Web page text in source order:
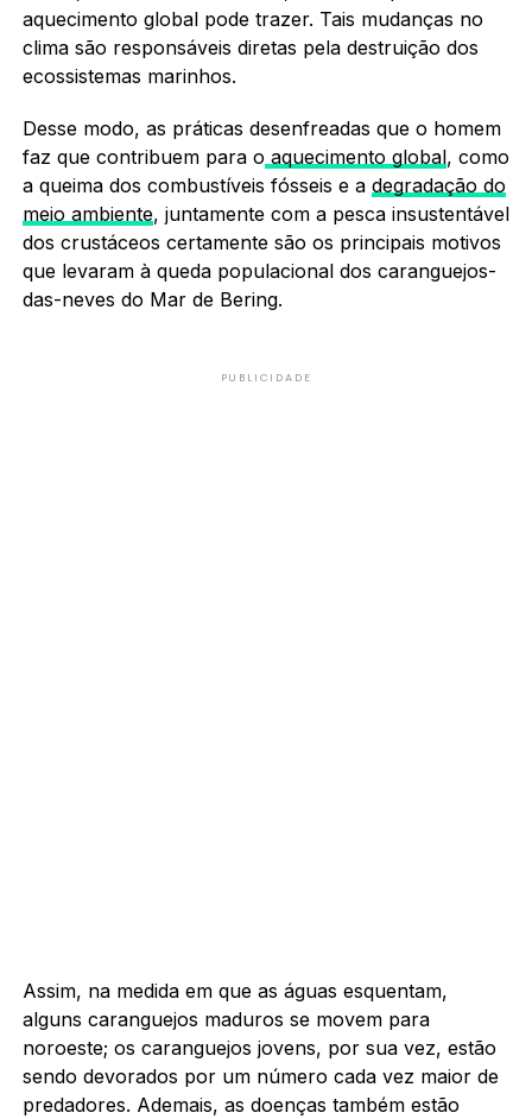
aquecimento global pode trazer. Tais mudanças no
clima são responsáveis diretas pela destruição dos
ecossistemas marinhos.
Desse modo, as práticas desenfreadas que o homem
faz que contribuem para o aquecimento global, como
a queima dos combustíveis fósseis e a degradação do
meio ambiente, juntamente com a pesca insustentável
dos crustáceos certamente são os principais motivos
que levaram à queda populacional dos caranguejos-
das-neves do Mar de Bering.
PUBLICIDADE
Assim, na medida em que as águas esquentam,
alguns caranguejos maduros se movem para
noroeste; os caranguejos jovens, por sua vez, estão
sendo devorados por um número cada vez maior de
predadores. Ademais, as doenças também estão